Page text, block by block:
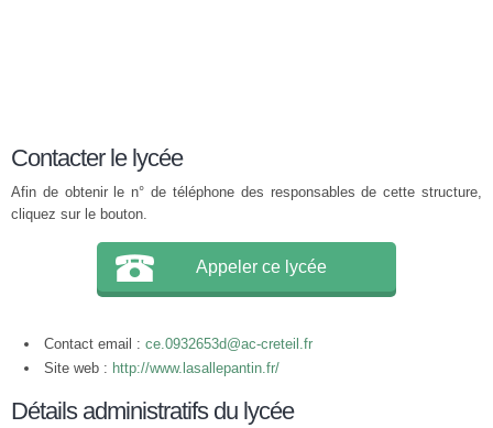
Contacter le lycée
Afin de obtenir le n° de téléphone des responsables de cette structure,
cliquez sur le bouton.
Appeler ce lycée
Contact email : ce.0932653d@ac-creteil.fr
Site web : http://www.lasallepantin.fr/
Détails administratifs du lycée